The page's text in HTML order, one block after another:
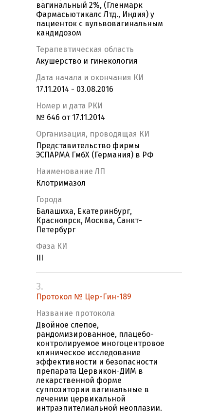
вагинальный 2%, (Гленмарк
Фармасьютикалс Лтд., Индия) у
пациенток с вульвовагинальным
кандидозом
Терапевтическая область
Акушерство и гинекология
Дата начала и окончания КИ
17.11.2014 - 03.08.2016
Номер и дата РКИ
№ 646 от 17.11.2014
Организация, проводящая КИ
Представительство фирмы
ЭСПАРМА ГмбХ (Германия) в РФ
Наименование ЛП
Клотримазол
Города
Балашиха, Екатеринбург,
Красноярск, Москва, Санкт-
Петербург
Фаза КИ
3.
Протокол № Цер-Гин-189
Название протокола
Двойное слепое,
рандомизированное, плацебо-
контролируемое многоцентровое
клиническое исследование
эффективности и безопасности
препарата Цервикон-ДИМ в
лекарственной форме
суппозитории вагинальные в
лечении цервикальной
интраэпителиальной неоплазии.